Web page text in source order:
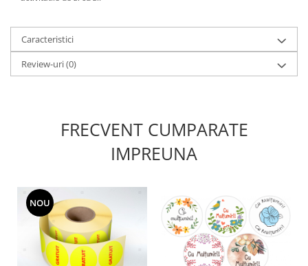
Caracteristici
Review-uri(0)
FRECVENT CUMPARATE
IMPREUNA
NOU